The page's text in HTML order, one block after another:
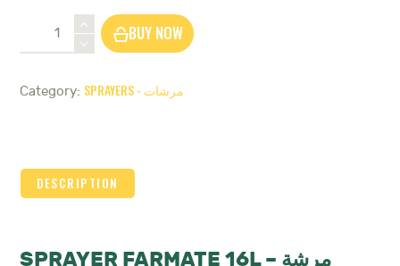
Farmate
مرشة
BUY NOW
Category: SPRAYERS - مرشات
DESCRIPTION
SPRAYER FARMATE 16L – مرشة